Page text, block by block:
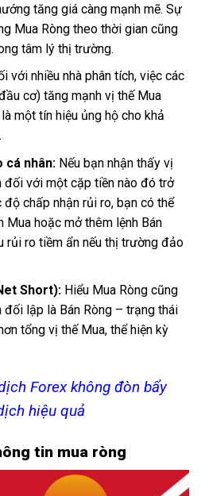
tăng giá càng mạnh mẽ. Sự
Mua Ròng theo thời gian cũng
tâm lý thị trường.
với nhiều nhà phân tích, việc các
cơ) tăng mạnh vị thế Mua
một tín hiệu ủng hộ cho khả
cá nhân:Nếu bạn nhận thấy vị
đối với một cặp tiền nào đó trở
chấp nhận rủi ro, bạn có thể
hoặc mở thêm lệnh Bán
rủi ro tiềm ẩn nếu thị trường đảo
Short):Hiểu Mua Ròng cũng
đối lập là Bán Ròng – trạng thái
tổng vị thế Mua, thể hiện kỳ
Forex không đòn bẩy
hiệu quả
tin mua ròng